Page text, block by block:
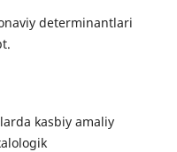
determinantlari
kasbiy amaliy